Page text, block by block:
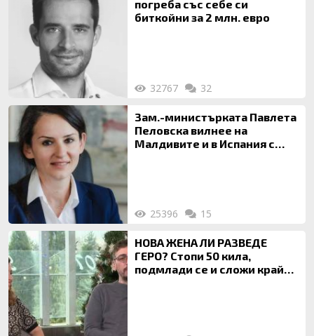
погреба със себе си
биткойни за 2 млн. евро
32767 32
Зам.-министърката Павлета
Пеловска вилнее на
Малдивите и в Испания с
25396 15
НОВА ЖЕНА ЛИ РАЗВЕДЕ
ГЕРО? Стопи 50 кила,
подмлади се и сложи край